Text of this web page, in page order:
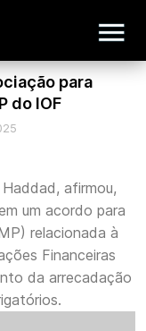
para
do IOF
afirmou,
um acordo para
relacionada à
Financeiras
da arrecadação